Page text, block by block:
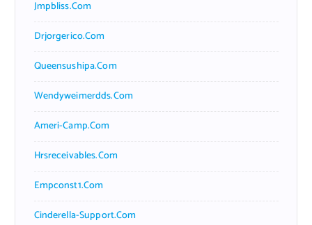
Jmpbliss.com
Drjorgerico.com
Queensushipa.com
Wendyweimerdds.com
Ameri-Camp.com
Hrsreceivables.com
Empconst1.com
Cinderella-Support.com